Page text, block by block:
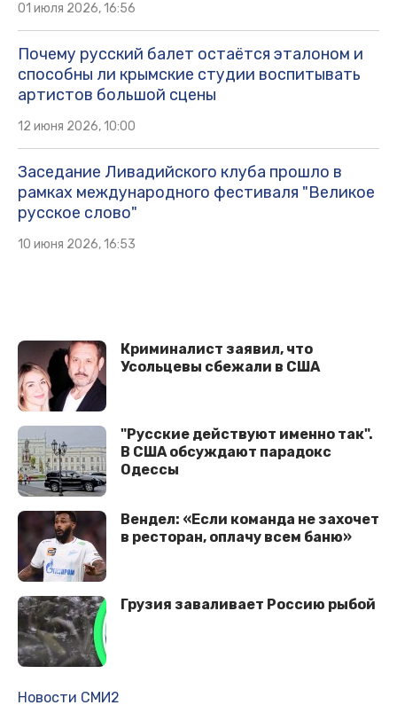
01 июля 2026, 16:56
Почему русский балет остаётся эталоном и
способны ли крымские студии воспитывать
артистов большой сцены
12 июня 2026, 10:00
Заседание Ливадийского клуба прошло в
рамках международного фестиваля "Великое
русское слово"
10 июня 2026, 16:53
Криминалист заявил, что
Усольцевы сбежали в США
"Русские действуют именно так".
В США обсуждают парадокс
Одессы
Вендел: «Если команда не захочет
в ресторан, оплачу всем баню»
Грузия заваливает Россию рыбой
Новости СМИ2